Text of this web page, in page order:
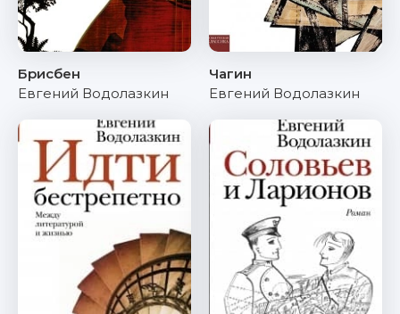
Брисбен
Евгений Водолазкин
Чагин
Евгений Водолазкин